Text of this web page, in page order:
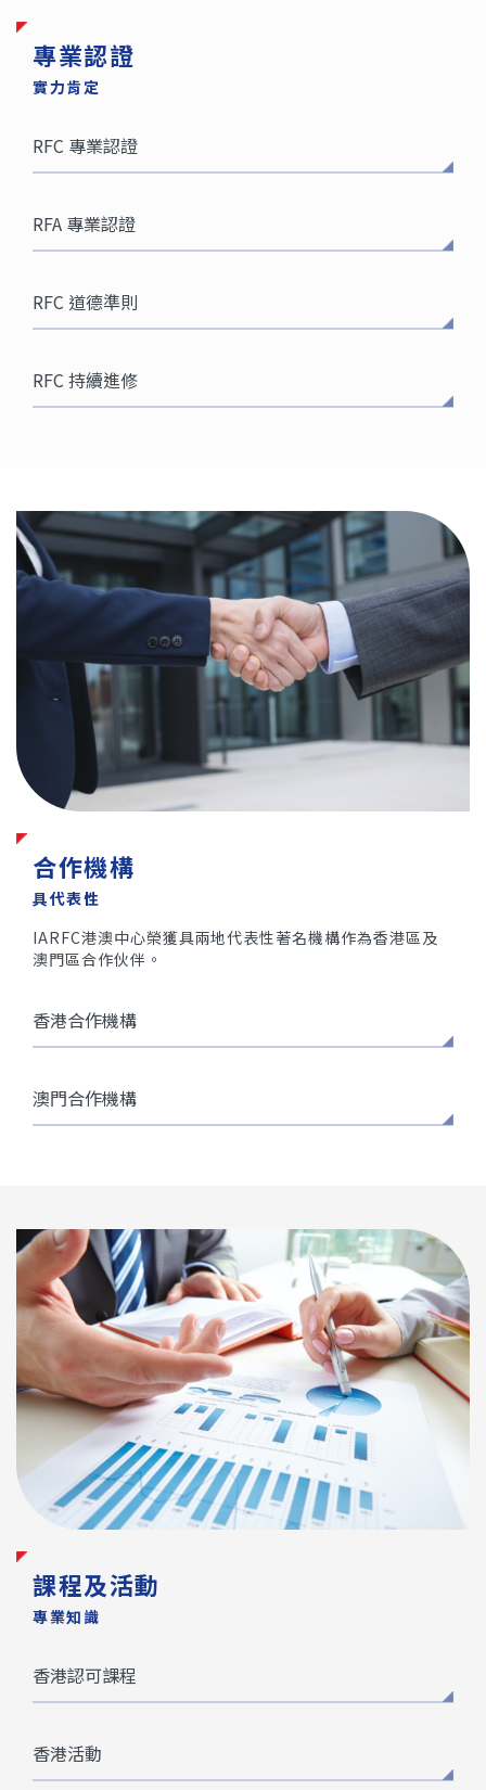
專業認證
實力肯定
RFC 專業認證
RFA 專業認證
RFC 道德準則
RFC 持續進修
合作機構
具代表性
IARFC港澳中心榮獲具兩地代表性著名機構作為香港區及
澳門區合作伙伴。
香港合作機構
澳門合作機構
課程及活動
專業知識
香港認可課程
香港活動